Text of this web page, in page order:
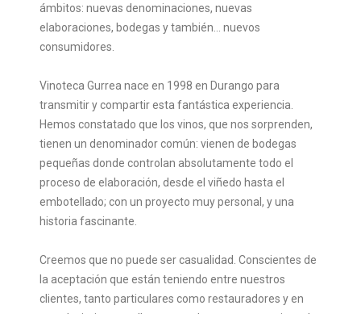
ámbitos: nuevas denominaciones, nuevas
elaboraciones, bodegas y también… nuevos
consumidores.
Vinoteca Gurrea nace en 1998 en Durango para
transmitir y compartir esta fantástica experiencia.
Hemos constatado que los vinos, que nos sorprenden,
tienen un denominador común: vienen de bodegas
pequeñas donde controlan absolutamente todo el
proceso de elaboración, desde el viñedo hasta el
embotellado; con un proyecto muy personal, y una
historia fascinante.
Creemos que no puede ser casualidad. Conscientes de
la aceptación que están teniendo entre nuestros
clientes, tanto particulares como restauradores y en